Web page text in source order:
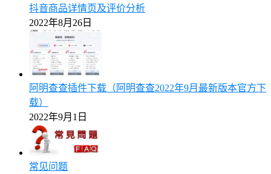
抖音商品详情页及评价分析
2022年8月26日
阿明查查插件下载（阿明查查2022年9月最新版本官方下
载）
2022年9月1日
常见问题